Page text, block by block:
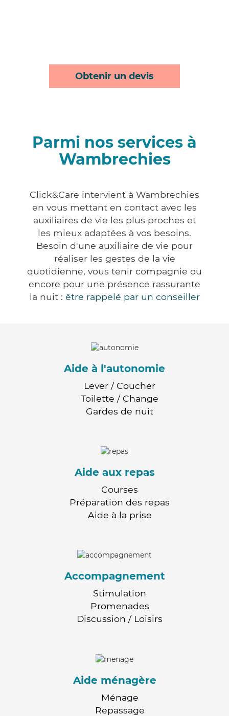
Obtenir un devis
Parmi nos services à
Wambrechies
Click&Care intervient à Wambrechies
en vous mettant en contact avec les
auxiliaires de vie les plus proches et
les mieux adaptées à vos besoins.
Besoin d'une auxiliaire de vie pour
réaliser les gestes de la vie
quotidienne, vous tenir compagnie ou
encore pour une présence rassurante
la nuit : être rappelé par un conseiller
Aide à l'autonomie
Lever / Coucher
Toilette / Change
Gardes de nuit
Aide aux repas
Courses
Préparation des repas
Aide à la prise
Accompagnement
Stimulation
Promenades
Discussion / Loisirs
Aide ménagère
Ménage
Repassage